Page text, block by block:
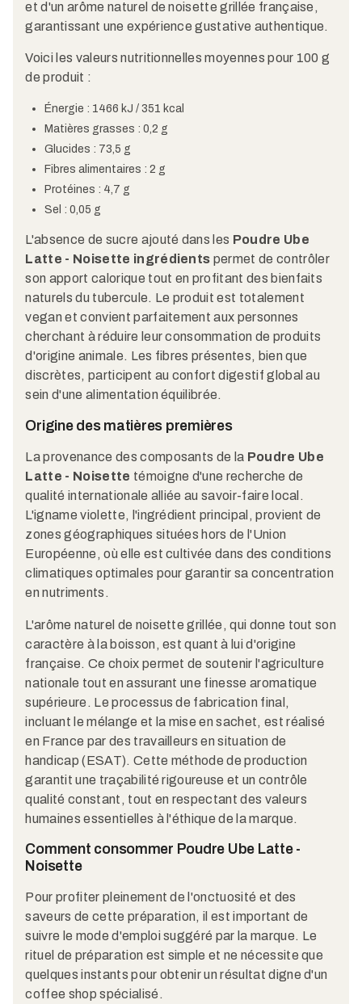
et d'un arôme naturel de noisette grillée française,
garantissant une expérience gustative authentique.
Voici les valeurs nutritionnelles moyennes pour 100 g
de produit :
Énergie : 1466 kJ / 351 kcal
Matières grasses : 0,2 g
Glucides : 73,5 g
Fibres alimentaires : 2 g
Protéines : 4,7 g
Sel : 0,05 g
L'absence de sucre ajouté dans les Poudre Ube
Latte - Noisette ingrédients permet de contrôler
son apport calorique tout en profitant des bienfaits
naturels du tubercule. Le produit est totalement
vegan et convient parfaitement aux personnes
cherchant à réduire leur consommation de produits
d'origine animale. Les fibres présentes, bien que
discrètes, participent au confort digestif global au
sein d'une alimentation équilibrée.
Origine des matières premières
La provenance des composants de la Poudre Ube
Latte - Noisette témoigne d'une recherche de
qualité internationale alliée au savoir-faire local.
L'igname violette, l'ingrédient principal, provient de
zones géographiques situées hors de l'Union
Européenne, où elle est cultivée dans des conditions
climatiques optimales pour garantir sa concentration
en nutriments.
L'arôme naturel de noisette grillée, qui donne tout son
caractère à la boisson, est quant à lui d'origine
française. Ce choix permet de soutenir l'agriculture
nationale tout en assurant une finesse aromatique
supérieure. Le processus de fabrication final,
incluant le mélange et la mise en sachet, est réalisé
en France par des travailleurs en situation de
handicap (ESAT). Cette méthode de production
garantit une traçabilité rigoureuse et un contrôle
qualité constant, tout en respectant des valeurs
humaines essentielles à l'éthique de la marque.
Comment consommer Poudre Ube Latte -
Noisette
Pour profiter pleinement de l'onctuosité et des
saveurs de cette préparation, il est important de
suivre le mode d'emploi suggéré par la marque. Le
rituel de préparation est simple et ne nécessite que
quelques instants pour obtenir un résultat digne d'un
coffee shop spécialisé.